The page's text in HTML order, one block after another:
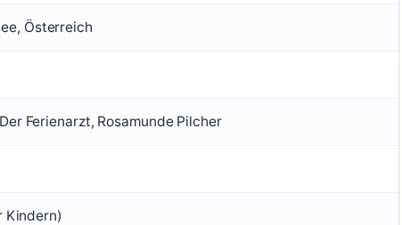
Österreich
Ferienarzt, Rosamunde Pilcher
Kindern)